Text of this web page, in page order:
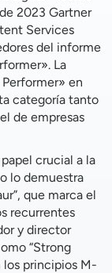
2023 Gartner
Services
del informe
La
en
categoría tanto
de empresas
crucial a la
lo demuestra
que marca el
recurrentes
y director
“Strong
los principios M-